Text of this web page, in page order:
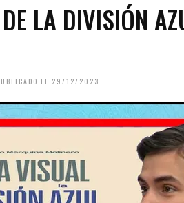
LA DIVISIÓN
EL 29/12/2023